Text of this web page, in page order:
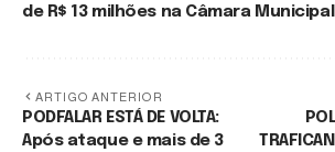
de R$ 13 milhões na Câmara Municipal
ARTIGO ANTERIOR
PODFALAR ESTÁ DE VOLTA:
Após ataque e mais de 3